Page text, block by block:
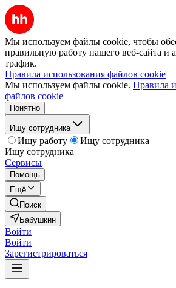
Мы используем файлы cookie, чтобы
правильную работу нашего веб-сайта и
трафик.
Правила использования файлов cookie
Мы используем файлы cookie. Правила
файлов cookie
Понятно
Ищу сотрудника
Ищу работу
Ищу сотрудника
Ищу сотрудника
Сервисы
Помощь
Ещё
Поиск
Бабушкин
Войти
Войти
Зарегистрироваться